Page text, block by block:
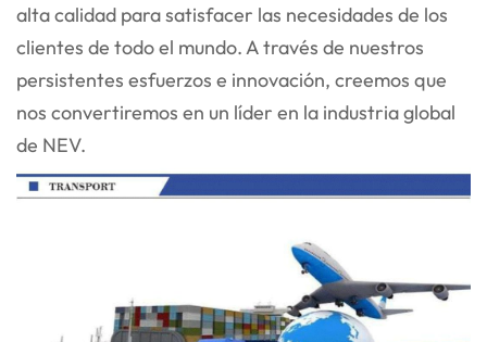
alta calidad para satisfacer las necesidades de los
clientes de todo el mundo. A través de nuestros
persistentes esfuerzos e innovación, creemos que
nos convertiremos en un líder en la industria global
de NEV.